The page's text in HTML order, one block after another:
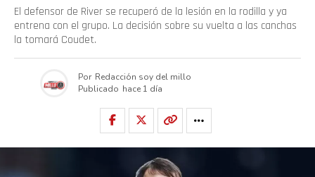
El defensor de River se recuperó de la lesión en la rodilla y ya
entrena con el grupo. La decisión sobre su vuelta a las canchas
la tomará Coudet.
Por Redacción soy del millo
Publicado hace 1 día